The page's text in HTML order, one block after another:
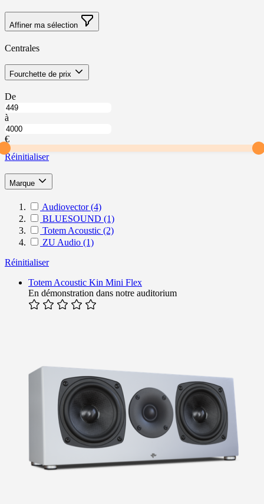
Affiner ma sélection
Centrales
Skip
to
list
Fourchette de prix filter
DeÀ
partir
Fourchette
à
Fourchette
de
prix
€
Réinitialiser
Marque filter
Audiovector (4)
BLUESOUND (1)
Totem Acoustic (2)
ZU Audio (1)
Réinitialiser
Totem Acoustic Kin Mini Flex
En démonstration dans notre auditorium